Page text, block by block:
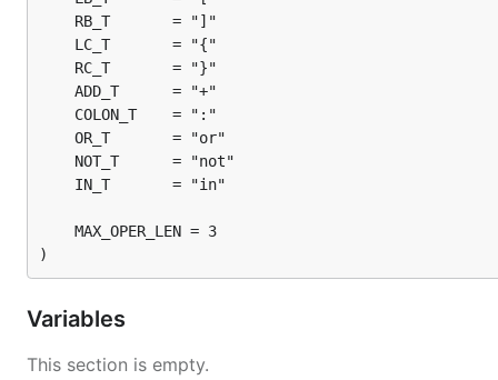
在10月注册的深圳苹果用户加10月注册的除深圳外的广
{"regdate"
["2014-10-01":"2014-10-31"];}
"city" in ("ShenZhen");
"platform" in ("IOS");
or
{
"province" in ("GuangDong");
)
Variables
This section is empty.